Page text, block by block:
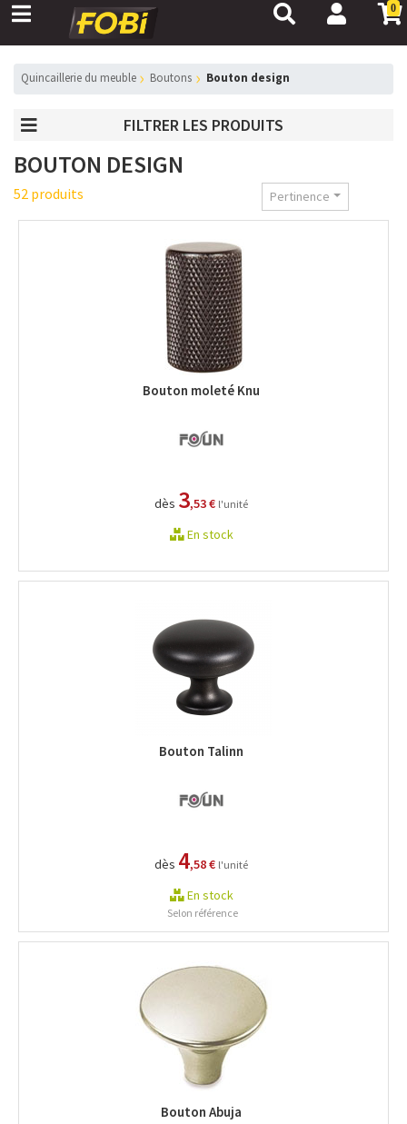
0
Quincaillerie du meuble Boutons Bouton design
FILTRER LES PRODUITS
BOUTON DESIGN
52 produits Pertinence
Bouton moleté Knu
dès 3,53 € l'unité
En stock
Bouton Talinn
dès 4,58 € l'unité
En stock
Selon référence
Bouton Abuja